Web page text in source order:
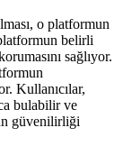
o platformun
belirli
sağlıyor.
Kullanıcılar,
bulabilir ve
güvenilirliği